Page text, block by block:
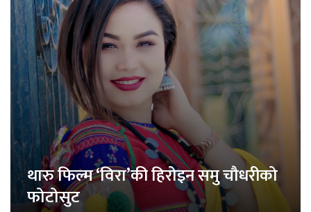
थारु फिल्म ‘विरा’की हिरोइन समु चौधरीको
फोटोसुट